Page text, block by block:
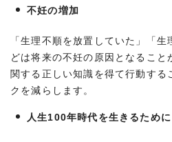
不妊の増加
「生理不順を放置していた」「
どは将来の不妊の原因となること
関する正しい知識を得て行動する
クを減らします。
人生100年時代を生きるために